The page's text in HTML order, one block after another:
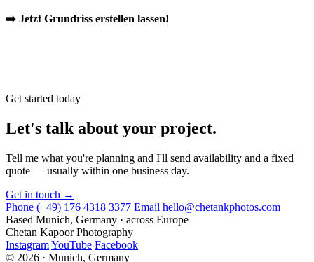
➡️ Jetzt Grundriss erstellen lassen!
Get started today
Let's talk about your project.
Tell me what you're planning and I'll send availability and a fixed
quote — usually within one business day.
Get in touch →
Phone (+49) 176 4318 3377 Email hello@chetankphotos.com
Based Munich, Germany · across Europe
Chetan Kapoor Photography
InstagramYouTube Facebook
© 2026 · Munich, Germany